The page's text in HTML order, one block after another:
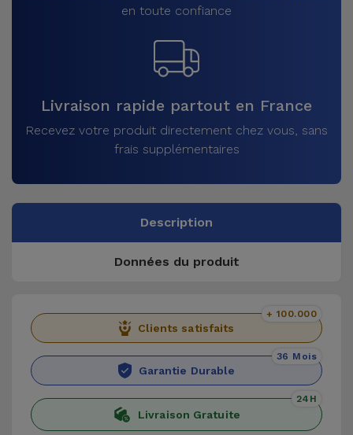
en toute confiance
Livraison rapide partout en France
Recevez votre produit directement chez vous, sans
frais supplémentaires
Description
Données du produit
Clients satisfaits
+ 100.000
Garantie Durable
36 Mois
Livraison Gratuite
24H